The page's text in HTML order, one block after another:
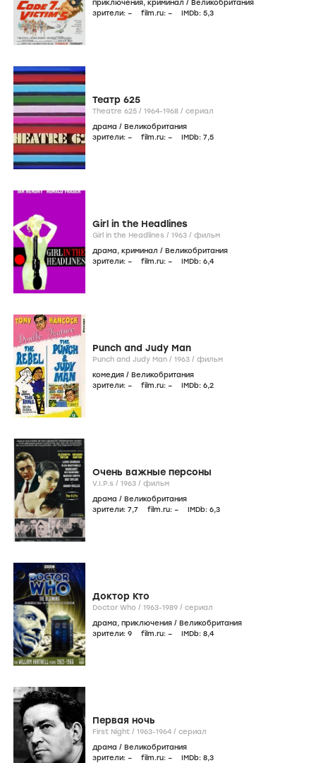
приключения, криминал / Великобритания
зрители: – film.ru: – IMDb: 5,3
Театр 625
Theatre 625 / 1964-1968 / сериал
драма / Великобритания
зрители: – film.ru: – IMDb: 7,5
Girl in the Headlines
Girl in the Headlines / 1963 / фильм
драма, криминал / Великобритания
зрители: – film.ru: – IMDb: 6,4
Punch and Judy Man
Punch and Judy Man / 1963 / фильм
комедия / Великобритания
зрители: – film.ru: – IMDb: 6,2
Очень важные персоны
V.I.P.s / 1963 / фильм
драма / Великобритания
зрители: 7,7 film.ru: – IMDb: 6,3
Доктор Кто
Doctor Who / 1963-1989 / сериал
драма, приключения / Великобритания
зрители: 9 film.ru: – IMDb: 8,4
Первая ночь
First Night / 1963-1964 / сериал
драма / Великобритания
зрители: – film.ru: – IMDb: 8,3